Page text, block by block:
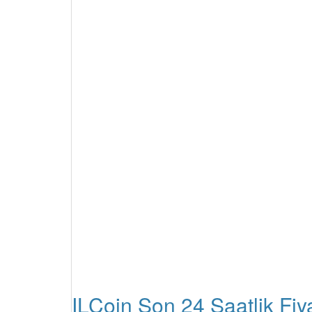
ILCoin Son 24 Saatlik